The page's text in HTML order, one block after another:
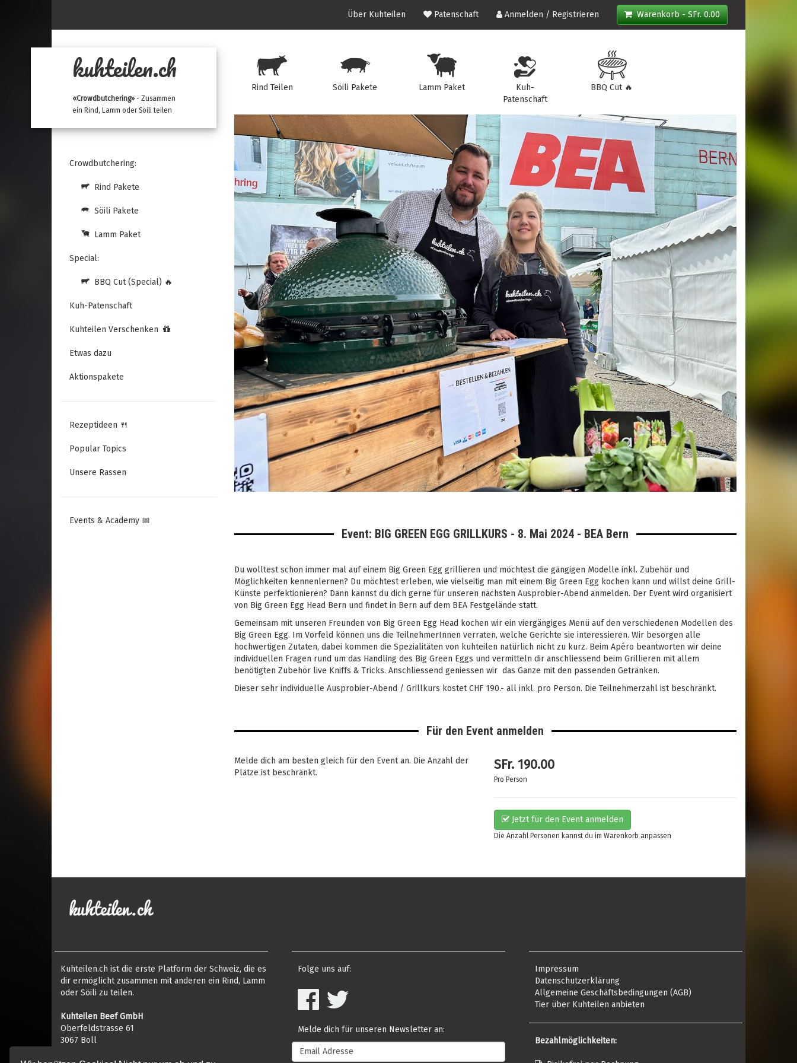
Warenkorb - SFr. 0.00
Über Kuhteilen Patenschaft Anmelden / Registrieren
kuhteilen.ch
«Crowdbutchering» - Zusammen
ein Rind, Lamm oder Söili teilen
Crowdbutchering:
Rind Pakete
Söili Pakete
Lamm Paket
Special:
BBQ Cut (Special) 🔥
Kuh-Patenschaft
Kuhteilen Verschenken
Etwas dazu
Aktionspakete
Rezeptideen 🍴
Popular Topics
Unsere Rassen
Events & Academy 📅
Rind Teilen Söili Pakete Lamm Paket
Kuh-
Patenschaft
BBQ Cut 🔥
Event: BIG GREEN EGG GRILLKURS - 8. Mai 2024 - BEA Bern
Du wolltest schon immer mal auf einem Big Green Egg grillieren und möchtest die gängigen Modelle inkl. Zubehör und
Möglichkeiten kennenlernen? Du möchtest erleben, wie vielseitig man mit einem Big Green Egg kochen kann und willst deine Grill-
Künste perfektionieren? Dann kannst du dich gerne für unseren nächsten Ausprobier-Abend anmelden. Der Event wird organisiert
von Big Green Egg Head Bern und findet in Bern auf dem BEA Festgelände statt.
Gemeinsam mit unseren Freunden von Big Green Egg Head kochen wir ein viergängiges Menü auf den verschiedenen Modellen des
Big Green Egg. Im Vorfeld können uns die TeilnehmerInnen verraten, welche Gerichte sie interessieren. Wir besorgen alle
hochwertigen Zutaten, dabei kommen die Spezialitäten von kuhteilen natürlich nicht zu kurz. Beim Apéro beantworten wir deine
individuellen Fragen rund um das Handling des Big Green Eggs und vermitteln dir anschliessend beim Grillieren mit allem
benötigten Zubehör live Kniffs & Tricks. Anschliessend geniessen wir das Ganze mit den passenden Getränken.
Dieser sehr individuelle Ausprobier-Abend / Grillkurs kostet CHF 190.- all inkl. pro Person. Die Teilnehmerzahl ist beschränkt.
Für den Event anmelden
Melde dich am besten gleich für den Event an. Die Anzahl der
Plätze ist beschränkt.
SFr.190.00
Pro Person
Jetzt für den Event anmelden
Die Anzahl Personen kannst du im Warenkorb anpassen
Kuhteilen.ch ist die erste Platform der Schweiz, die es
dir ermöglicht zusammen mit anderen ein Rind, Lamm
oder Söili zu teilen.
Kuhteilen Beef GmbH
Oberfeldstrasse 61
3067 Boll
Folge uns auf:
Melde dich für unseren Newsletter an:
Impressum
Datenschutzerklärung
Allgemeine Geschäftsbedingungen (AGB)
Tier über Kuhteilen anbieten
Bezahlmöglichkeiten: